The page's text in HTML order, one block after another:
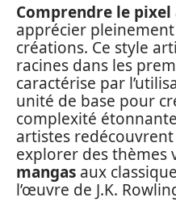
Comprendre le
apprécier
créations. Ce style
racines dans les
caractérise par
unité de base pour
complexité
artistes
explorer des thèmes
mangas aux
l’œuvre de J.K.